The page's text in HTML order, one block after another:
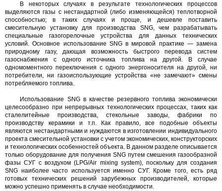
В некоторых случаях в результате технологических процессов
выделяются газы с нестандартной (либо изменяющейся) теплотворной
способностью; в таких случаях и проще, и дешевле поставить
смесительную установку для производства SNG, чем разрабатывать
специальные газогорелочные устройства для данных технических
условий. Основное использование SNG в мировой практике — замена
природному газу, дающая возможность быстрого перевода систем
газоснабжения с одного источника топлива на другой. В случае
одномоментного переключения с одного энергоносителя на другой, ни
потребители, ни газоиспользующие устройства «не замечают» смены
потребляемого топлива.
Использование SNG в качестве резервного топлива экономически
целесообразно при непрерывных технологических процессах, таких как
сталелитейные производства, стекольные заводы, фабрики по
производству керамики и т.п. Как правило, все подобные объекты
являются нестандартными и нуждаются в изготовлении индивидуального
проекта смесительной установки с учетом экономических, конструкторских
и технологических особенностей объекта. В данном разделе описывается
только оборудование для получения SNG путем смешения газообразной
фазы СУГ с воздухом (LPG/Air mixing system), поскольку для создания
SNG наиболее часто используется именно СУГ. Кроме того, есть ряд
готовых технических решений зарубежных производителей, которые
можно успешно применять в случае необходимости.